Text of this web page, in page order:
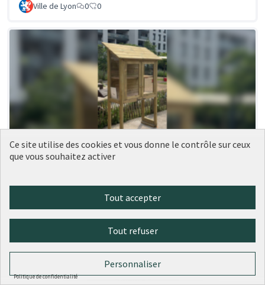
Ville de Lyon 0 0
9ème
Ce site utilise des cookies et vous donne le contrôle sur ceux
que vous souhaitez activer
Tout accepter
Tout refuser
Personnaliser
Politique de confidentialité